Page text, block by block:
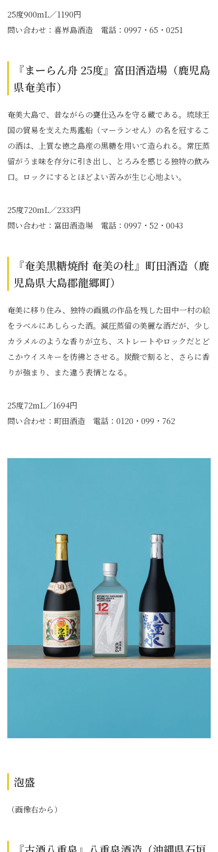
25度900mL／1190円
問い合わせ：喜界島酒造 電話：0997・65・0251
『まーらん舟 25度』富田酒造場（鹿児島
県奄美市）
奄美大島で、昔ながらの甕仕込みを守る蔵である。琉球王
国の貿易を支えた馬鑑船（マーランせん）の名を冠するこ
の酒は、上質な徳之島産の黒糖を用いて造られる。常圧蒸
留がうま味を存分に引き出し、とろみを感じる独特の飲み
口。ロックにするとほどよい苦みが生じ心地よい。
25度720mL／2333円
問い合わせ：富田酒造場 電話：0997・52・0043
『奄美黒糖焼酎 奄美の杜』町田酒造（鹿
児島県大島郡龍郷町）
奄美に移り住み、独特の画風の作品を残した田中一村の絵
をラベルにあしらった酒。減圧蒸留の美麗な酒だが、少し
カラメルのような香りが立ち、ストレートやロックだとど
こかウイスキーを彷彿とさせる。炭酸で割ると、さらに香
りが強まり、また違う表情となる。
25度72mL／1694円
問い合わせ：町田酒造 電話：0120・099・762
泡盛
（画像右から）